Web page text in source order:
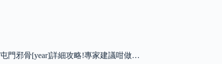
屯門邪骨[year]詳細攻略!專家建議咁做…